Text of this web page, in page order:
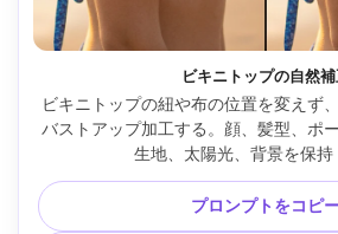
ビキニトップの自然
ビキニトップの紐や布の位置を変えず
バストアップ加工する。顔、髪型、ポ
生地、太陽光、背景を保
プロンプトをコピ